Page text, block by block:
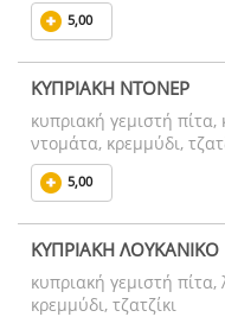
5,00
ΚΥΠΡΙΑΚΗ ΝΤΟΝΕΡ
κυπριακή γεμιστή πίτα,
ντομάτα, κρεμμύδι,
5,00
ΚΥΠΡΙΑΚΗ ΛΟΥΚΑΝΙΚΟ
κυπριακή γεμιστή
κρεμμύδι, τζατζίκι